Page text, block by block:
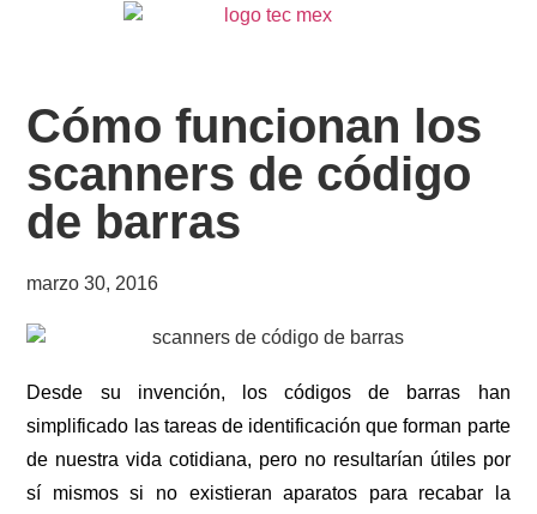
Cómo funcionan los
scanners de código
de barras
marzo 30, 2016
Desde su invención, los códigos de barras han
simplificado las tareas de identificación que forman parte
de nuestra vida cotidiana, pero no resultarían útiles por
sí mismos si no existieran aparatos para recabar la